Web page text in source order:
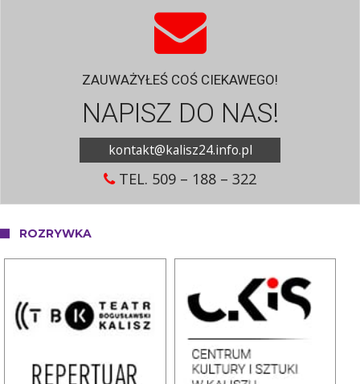
ZAUWAŻYŁEŚ COŚ CIEKAWEGO!
NAPISZ DO NAS!
kontakt@kalisz24.info.pl
TEL. 509 – 188 – 322
ROZRYWKA